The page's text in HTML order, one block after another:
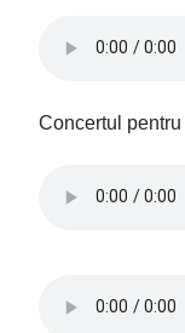
Concertul